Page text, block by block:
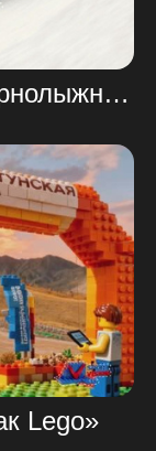
Первенство Сибири по горнолыжному спорту в дисциплине «параллельный слалом»
Lego»